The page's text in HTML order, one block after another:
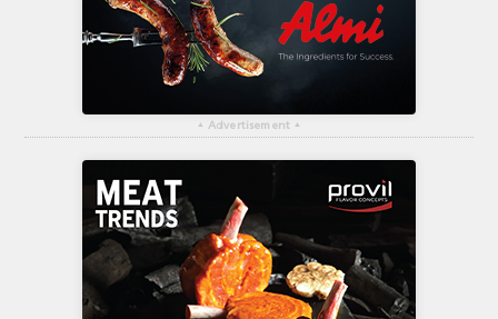
▴ Advertisement ▴